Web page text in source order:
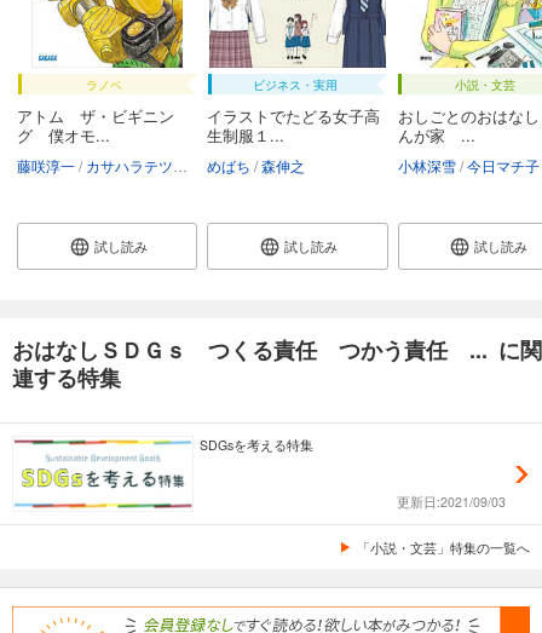
ラノベ
アトム ザ・ビギニン
グ 僕オモ...
藤咲淳一 カサハラテツロー めばち
試し読み
ビジネス・実用
イラストでたどる女子高
生制服１...
めばち 森伸之
試し読み
小説・文芸
おしごとのおはな
んが家 ...
小林深雪 今日マチ子
試し読み
おはなしＳＤＧｓ つくる責任 つかう責任 ... に関
連する特集
SDGsを考える特集
更新日:2021/09/03
「小説・文芸」特集の一覧へ